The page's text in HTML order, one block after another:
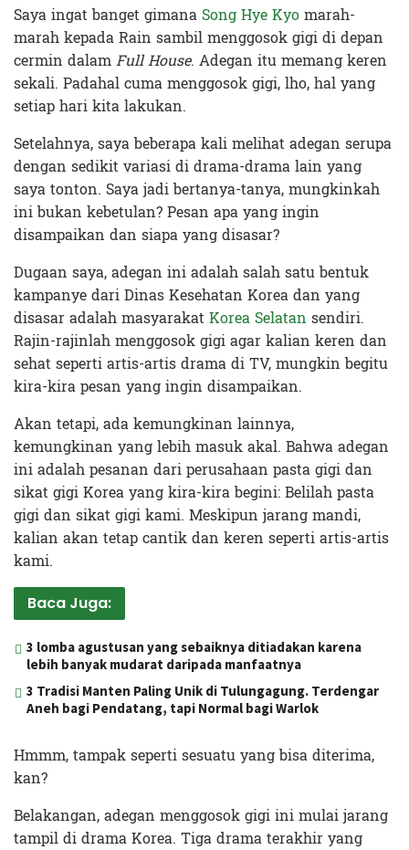
Saya ingat banget gimana Song Hye Kyomarah-
marah kepada Rain sambil menggosok gigi di depan
cermin dalamFull House. Adegan itu memang keren
sekali. Padahal cuma menggosok gigi, lho, hal yang
setiap hari kita lakukan.
Setelahnya, saya beberapa kali melihat adegan serupa
dengan sedikit variasi di drama-drama lain yang
saya tonton. Saya jadi bertanya-tanya, mungkinkah
ini bukan kebetulan? Pesan apa yang ingin
disampaikan dan siapa yang disasar?
Dugaan saya, adegan ini adalah salah satu bentuk
kampanye dari Dinas Kesehatan Korea dan yang
disasar adalah masyarakatKorea Selatan sendiri.
Rajin-rajinlah menggosok gigi agar kalian keren dan
sehat seperti artis-artis drama di TV, mungkin begitu
kira-kira pesan yang ingin disampaikan.
Akan tetapi, ada kemungkinan lainnya,
kemungkinan yang lebih masuk akal. Bahwa adegan
ini adalah pesanan dari perusahaan pasta gigi dan
sikat gigi Korea yang kira-kira begini: Belilah pasta
gigi dan sikat gigi kami. Meskipun jarang mandi,
kalian akan tetap cantik dan keren seperti artis-artis
kami.
Baca Juga:
3 lomba agustusan yang sebaiknya ditiadakan karena
lebih banyak mudarat daripada manfaatnya
3 Tradisi Manten Paling Unik di Tulungagung. Terdengar
Aneh bagi Pendatang, tapi Normal bagi Warlok
Hmmm, tampak seperti sesuatu yang bisa diterima,
kan?
Belakangan, adegan menggosok gigi ini mulai jarang
tampil di drama Korea. Tiga drama terakhir yang